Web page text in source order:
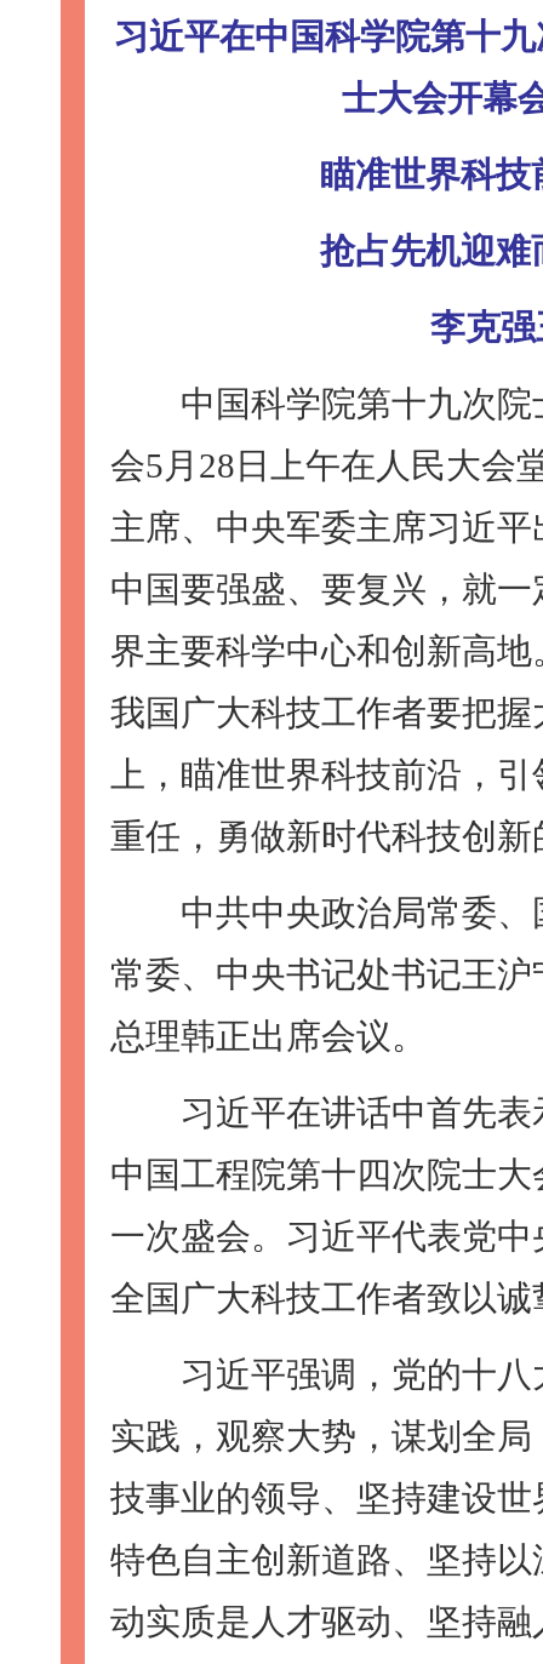
习近平在中国科学院第十
士大会开幕
瞄准世界科技
抢占先机迎难
李克
中国科学院第十九次院
会5月28日上午在人民大会
主席、中央军委主席习近
中国要强盛、要复兴，就
界主要科学中心和创新高
我国广大科技工作者要把
上，瞄准世界科技前沿，
重任，勇做新时代科技创
中共中央政治局常委、
常委、中央书记处书记王
总理韩正出席会议。
习近平在讲话中首先表
中国工程院第十四次院士
一次盛会。习近平代表党
全国广大科技工作者致以
习近平强调，党的十八
实践，观察大势，谋划全
技事业的领导、坚持建设
特色自主创新道路、坚持
动实质是人才驱动、坚持